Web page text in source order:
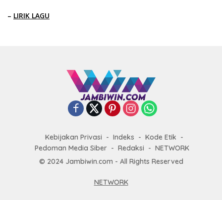
– LIRIK LAGU
Kebijakan Privasi Indeks
Kode Etik
Pedoman Media Siber
Redaksi
NETWORK
© 2024 Jambiwin.com - All Rights Reserved
NETWORK